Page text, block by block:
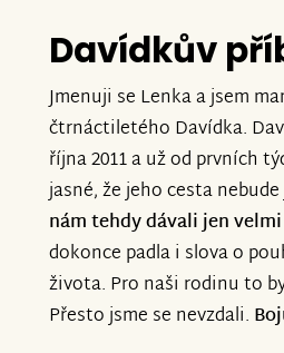
Davídkův
Jmenuji se Lenka a jsem
čtrnáctiletého Davídka.
října 2011 a už od prvních
jasné, že jeho cesta
nám tehdy dávali jen
dokonce padla i slova o
života. Pro naši rodinu to
Přesto jsme se nevzdali.